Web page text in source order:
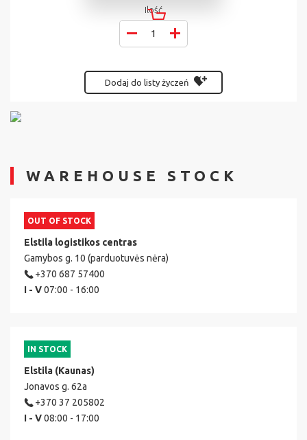
Ilość
Dodaj do listy życzeń
WAREHOUSE STOCK
OUT OF STOCK
Elstila logistikos centras
Gamybos g. 10 (parduotuvės nėra)
+370 687 57400
I - V07:00 - 16:00
IN STOCK
Elstila (Kaunas)
Jonavos g. 62a
+370 37 205802
I - V08:00 - 17:00